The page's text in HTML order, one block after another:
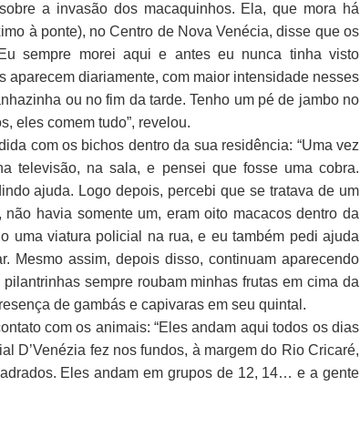
a invasão dos macaquinhos. Ela, que mora há
à ponte), no Centro de Nova Venécia, disse que os
sempre morei aqui e antes eu nunca tinha visto
aparecem diariamente, com maior intensidade nesses
ou no fim da tarde. Tenho um pé de jambo no
eles comem tudo”, revelou.
com os bichos dentro da sua residência: “Uma vez
televisão, na sala, e pensei que fosse uma cobra.
ajuda. Logo depois, percebi que se tratava de um
havia somente um, eram oito macacos dentro da
uma viatura policial na rua, e eu também pedi ajuda
Mesmo assim, depois disso, continuam aparecendo
sempre roubam minhas frutas em cima da
de gambás e capivaras em seu quintal.
com os animais: “Eles andam aqui todos os dias
D’Venézia fez nos fundos, à margem do Rio Cricaré,
Eles andam em grupos de 12, 14… e a gente